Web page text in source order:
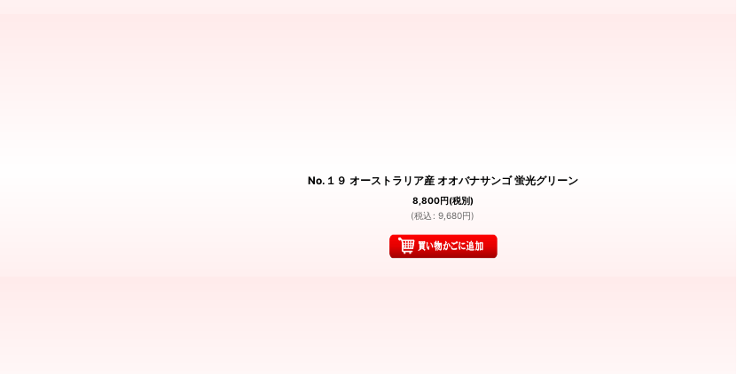
No.１９ オーストラリア産 オオバナサンゴ 蛍光グリーン
8,800円(税別)
(税込 : 9,680円)